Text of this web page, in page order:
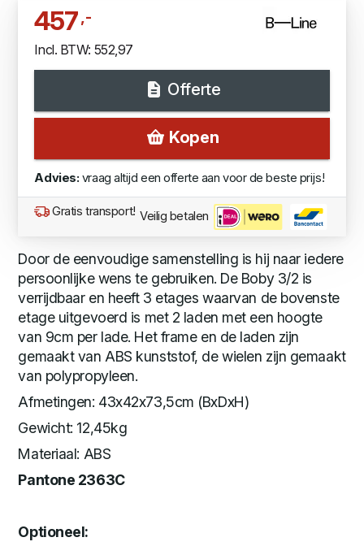
457,-
Incl. BTW: 552,97
Offerte
Kopen
Advies: vraag altijd een offerte aan voor de beste prijs!
Gratis transport! Veilig betalen
Door de eenvoudige samenstelling is hij naar iedere
persoonlijke wens te gebruiken. De Boby 3/2 is
verrijdbaar en heeft 3 etages waarvan de bovenste
etage uitgevoerd is met 2 laden met een hoogte
van 9cm per lade. Het frame en de laden zijn
gemaakt van ABS kunststof, de wielen zijn gemaakt
van polypropyleen.
Afmetingen: 43x42x73,5cm (BxDxH)
Gewicht: 12,45kg
Materiaal: ABS
Pantone 2363C
Optioneel: